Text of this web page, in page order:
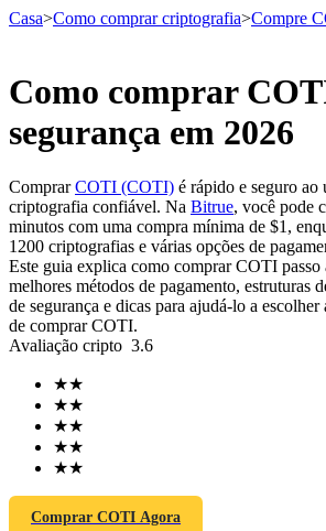
Futuros
Futuros de USDT
Casa>Como comprar criptografia>Compre
Como comprar
segurança em 2026
ComprarCOTI (COTI) é rápido e seguro ao
criptografia confiável. Na Bitrue, você pode
minutos com uma compra mínima de $1,
1200 criptografias e várias opções de
Este guia explica como comprar COTI passo
melhores métodos de pagamento, estruturas
de segurança e dicas para ajudá-lo a
de comprar COTI.
Avaliação cripto 3.6
★★
★★
★★
★★
★★
Comprar COTI Agora